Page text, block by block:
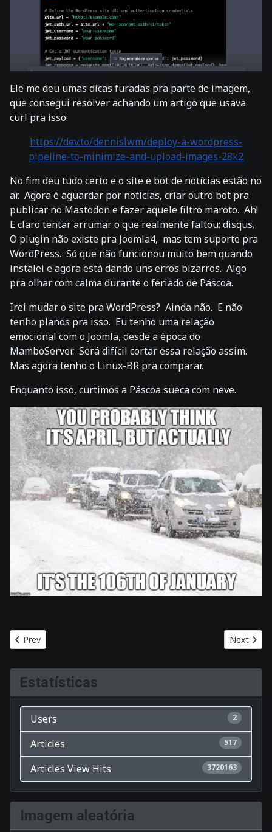
Ele me deu umas dicas furadas pra parte de imagem,
que consegui resolver achando um artigo que usava
curl pra isso:
https://dev.to/dennislwm/deploy-a-wordpress-
pipeline-to-minimize-and-upload-images-28k2
No fim deu tudo certo e o site e bot de notícias estão no
ar. Agora é aguardar por notícias, criar outro bot pra
publicar no Mastodon e fazer aquele filtro maroto. Ah!
E claro tentar arrumar o que realmente faltou: disqus.
O plugin não existe pra Joomla4, mas tem suporte pra
WordPress. Só que não funcionou muito bem quando
instalei e agora está dando uns erros bizarros. Algo
pra olhar com calma durante o feriado de Páscoa.
Irei mudar o site pra WordPress? Ainda não. E não
tenho planos pra isso. Eu tenho uma relação
emocional com o Joomla, desde a época do
MamboServer. Será difícil cortar essa relação assim.
Mas agora tenho o Linux-BR pra comparar.
Enquanto isso, curtimos a Páscoa sueca com neve.
Previous article: Vídeos da PyCon Suécia 2022 liberados
Prev Next
Next
Estatísticas
Users 2
Articles 517
Articles View Hits 3720163
Imagem aleatória